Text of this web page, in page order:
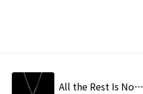
All the Rest Is Noise (Drones Club Remix)